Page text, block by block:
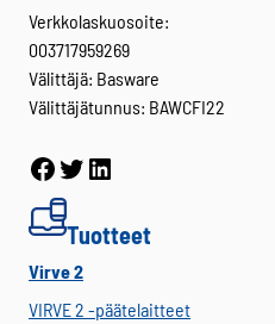
Verkkolaskuosoite:
003717959269
Välittäjä: Basware
Välittäjätunnus: BAWCFI22
Tuotteet
Virve 2
VIRVE 2 -päätelaitteet